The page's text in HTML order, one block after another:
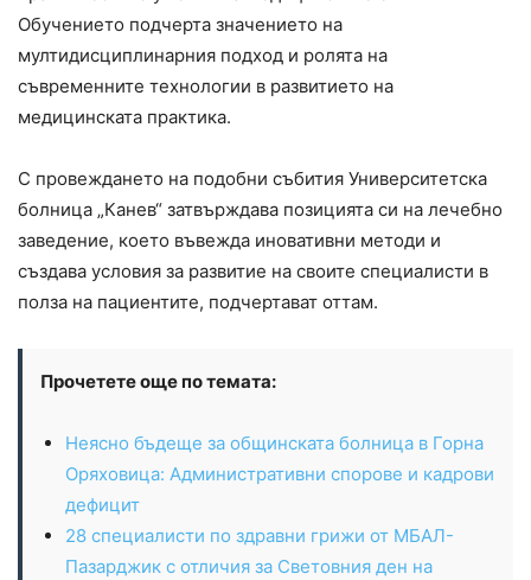
Обучението подчерта значението на
мултидисциплинарния подход и ролята на
съвременните технологии в развитието на
медицинската практика.
С провеждането на подобни събития Университетска
болница „Канев“ затвърждава позицията си на лечебно
заведение, което въвежда иновативни методи и
създава условия за развитие на своите специалисти в
полза на пациентите, подчертават оттам.
Прочетете още по темата:
Неясно бъдеще за общинската болница в Горна
Оряховица: Административни спорове и кадрови
дефицит
28 специалисти по здравни грижи от МБАЛ-
Пазарджик с отличия за Световния ден на